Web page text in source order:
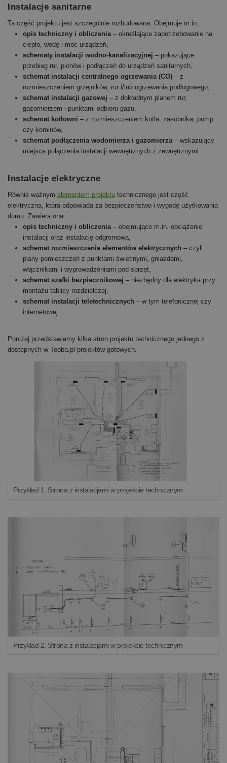
Instalacje sanitarne
Ta część projektu jest szczególnie rozbudowana. Obejmuje m.in.:
opis techniczny i obliczenia – określające zapotrzebowanie na
ciepło, wodę i moc urządzeń,
schematy instalacji wodno-kanalizacyjnej – pokazujące
przebieg rur, pionów i podłączeń do urządzeń sanitarnych,
schemat instalacji centralnego ogrzewania (CO) – z
rozmieszczeniem grzejników, rur i/lub ogrzewania podłogowego,
schemat instalacji gazowej – z dokładnym planem rur,
gazomierzem i punktami odbioru gazu,
schemat kotłowni – z rozmieszczeniem kotła, zasobnika, pomp
czy kominów,
schemat podłączenia wodomierza i gazomierza – wskazujący
miejsca połączenia instalacji wewnętrznych z zewnętrznymi.
Instalacje elektryczne
Równie ważnym elementem projektu technicznego jest część
elektryczna, która odpowiada za bezpieczeństwo i wygodę użytkowania
domu. Zawiera ona:
opis techniczny i obliczenia – obejmujące m.in. obciążenie
instalacji oraz instalację odgromową,
schemat rozmieszczenia elementów elektrycznych – czyli
plany pomieszczeń z punktami świetlnymi, gniazdami,
włącznikami i wyprowadzeniami pod sprzęt,
schemat szafki bezpiecznikowej – niezbędny dla elektryka przy
montażu tablicy rozdzielczej,
schemat instalacji teletechnicznych – w tym telefonicznej czy
internetowej.
Poniżej przedstawiamy kilka stron projektu technicznego jednego z
dostępnych w Tooba.pl projektów gotowych.
Przykład 1. Strona z instalacjami w projekcie technicznym
Przykład 2. Strona z instalacjami w projekcie technicznym